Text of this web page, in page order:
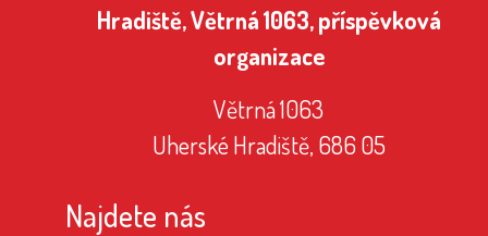
Hradiště, Větrná 1063, příspěvková
organizace
Větrná 1063
Uherské Hradiště, 686 05
Najdete nás